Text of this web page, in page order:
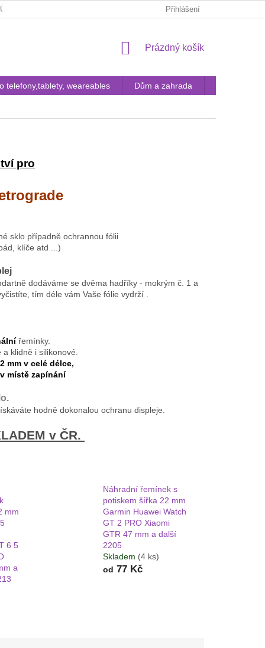
POUČENÍ ZÁKAZNÍKA O
Přihlášení
NÁKUPNÍ
Prázdný košík
telefony,tablety, weareables Dům a zahrada
pro
sklo případně ochrannou fólii
klíče atd ...)
dodáváme se dvěma hadříky - mokrým č. 1 a
tím déle vám Vaše fólie vydrží .
řemínky.
klidně i silikonové.
mm v celé délce,
místě zapínání
hodně dokonalou ochranu displeje.
v ČR.
mm
6 5
a
Náhradní řemínek s
potiskem šířka 22 mm
Garmin Huawei Watch
GT 2 PRO Xiaomi
GTR 47 mm a další
2205
Skladem (4 ks)
od 77 Kč